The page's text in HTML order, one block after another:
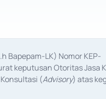
Bapepam-LK) Nomor KEP-
keputusan Otoritas Jasa
(Advisory) atas